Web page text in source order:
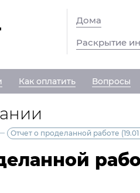
Дома
Раскрытие
Как оплатить Вопросы
Отчет о проделанной работе (19.01